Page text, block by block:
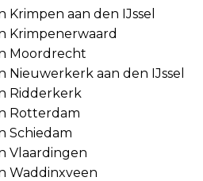
Krimpen aan den IJssel
Krimpenerwaard
Moordrecht
Nieuwerkerk aan den IJssel
Ridderkerk
Rotterdam
Schiedam
Vlaardingen
Waddinxveen